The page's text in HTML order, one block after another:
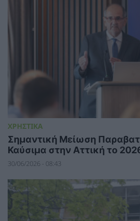
ΧΡΗΣΤΙΚΑ
Σημαντική Μείωση
Καύσιμα στην Αττική το
30/06/2026 - 08:43